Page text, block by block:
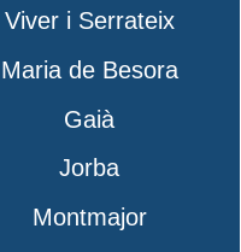
Viver i Serrateix
Maria de Besora
Gaià
Jorba
Montmajor